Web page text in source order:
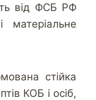
від ФСБ РФ
стійка
КОБ і осіб,